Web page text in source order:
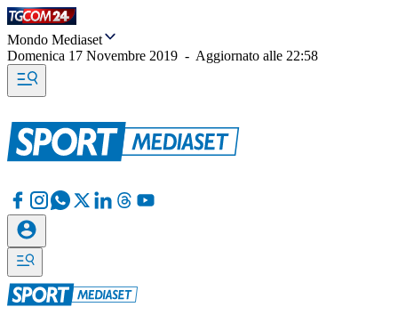
Mondo Mediaset
Domenica 17 Novembre 2019 - Aggiornato alle 22:58